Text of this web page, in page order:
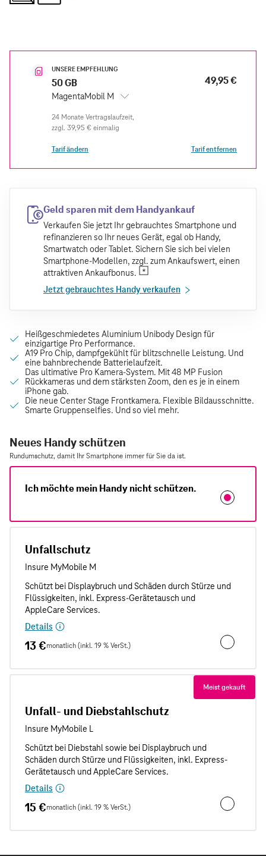
UNSERE EMPFEHLUNG
50 GB
MagentaMobil M
49,95 €
zzgl. 39,95 € einmalig
Tarif ändern Tarif entfernen
Geld sparen mit dem Handyankauf
Verkaufen Sie jetzt Ihr gebrauchtes Smartphone und
refinanzieren so Ihr neues Gerät, egal ob Handy,
Smartwatch oder Tablet. Sichern Sie sich bei vielen
Smartphone-Modellen, zzgl. zum Ankaufswert, einen
attraktiven Ankaufbonus.
Jetzt gebrauchtes Handy verkaufen
Neues Handy schützen
Rundumschutz, damit Ihr Smartphone immer für Sie da ist.
Ich möchte mein Handy nicht schützen.
Unfallschutz
Details
13 €monatlich (inkl. 19 % VerSt.)
Meist gekauft
Unfall- und Diebstahlschutz
Details
15 €monatlich (inkl. 19 % VerSt.) Unfall- und